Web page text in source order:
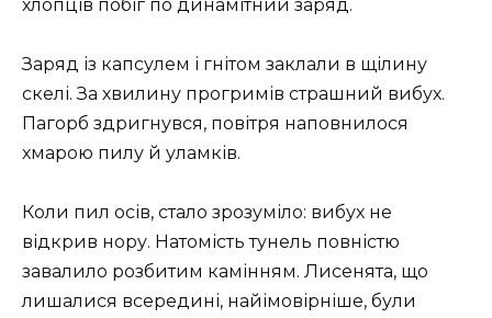
хлопців побіг по динамітний заряд.
Заряд із капсулем і гнітом заклали в щілину
скелі. За хвилину прогримів страшний вибух.
Пагорб здригнувся, повітря наповнилося
хмарою пилу й уламків.
Коли пил осів, стало зрозуміло: вибух не
відкрив нору. Натомість тунель повністю
завалило розбитим камінням. Лисенята, що
лишалися всередині, найімовірніше, були